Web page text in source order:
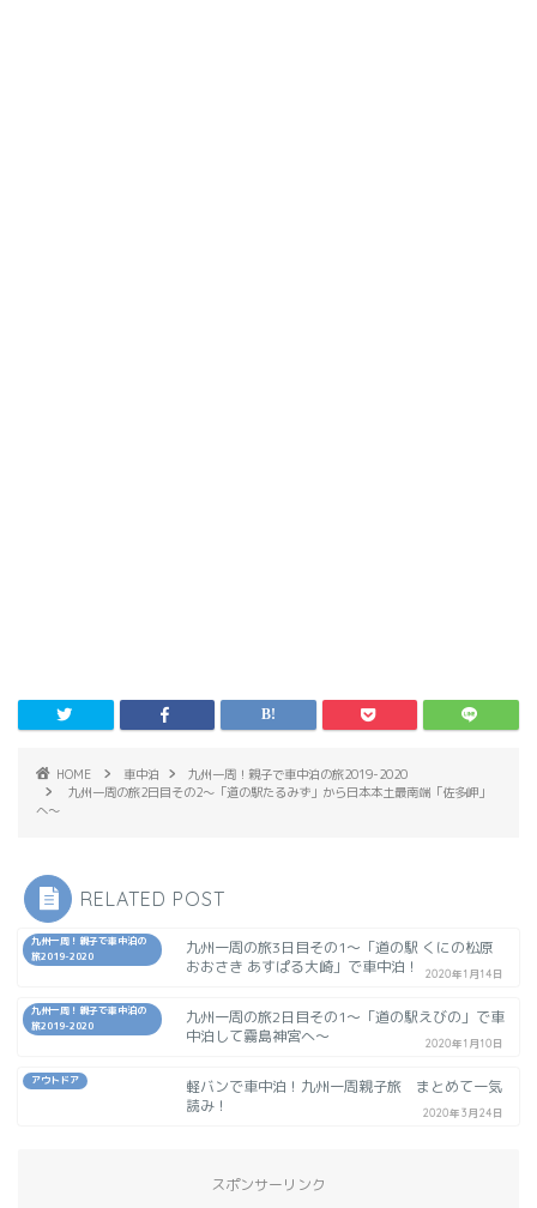
HOME 車中泊
九州一周！親子で車中泊の旅2019-2020
九州一周の旅2日目その2〜「道の駅たるみず」から日本本土最南端「佐多岬」
へ〜
RELATED POST
九州一周！親子で車中泊の
旅2019-2020
九州一周の旅3日目その1〜「道の駅 くにの松原
おおさき あすぱる大崎」で車中泊！
2020年1月14日
九州一周！親子で車中泊の
旅2019-2020
九州一周の旅2日目その1〜「道の駅えびの」で車
中泊して霧島神宮へ〜
2020年1月10日
アウトドア
軽バンで車中泊！九州一周親子旅 まとめて一気
読み！
2020年3月24日
スポンサーリンク